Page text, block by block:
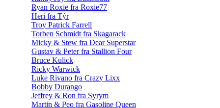
Ryan Roxie fra Roxie77
Heri fra Týr
Troy Patrick Farrell
Torben Schmidt fra Skagarack
Micky & Stew fra Dear Superstar
Gustav & Peter fra Stallion Four
Bruce Kulick
Ricky Warwick
Luke Rivano fra Crazy Lixx
Bobby Durango
Jeffrey & Ron fra Syrym
Martin & Peo fra Gasoline Queen